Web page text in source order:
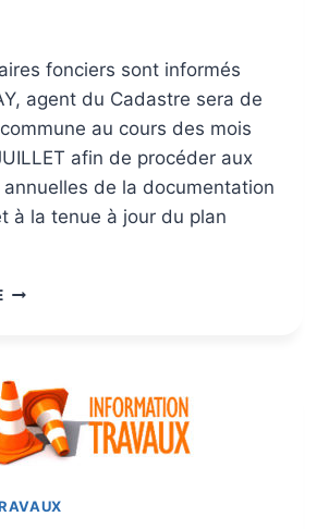
fonciers sont informés
agent du Cadastre sera de
au cours des mois
afin de procéder aux
annuelles de la documentation
à la tenue à jour du plan